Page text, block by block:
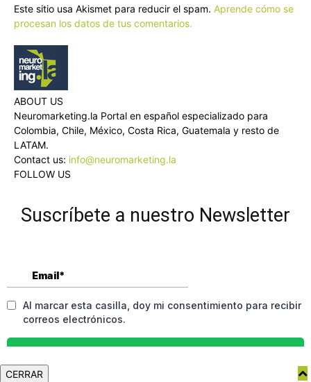
Este sitio usa Akismet para reducir el spam. Aprende cómo se
procesan los datos de tus comentarios.
ABOUT US
Neuromarketing.la Portal en español especializado para
Colombia, Chile, México, Costa Rica, Guatemala y resto de
LATAM.
Contact us: info@neuromarketing.la
FOLLOW US
Suscríbete a nuestro Newsletter
CERRAR